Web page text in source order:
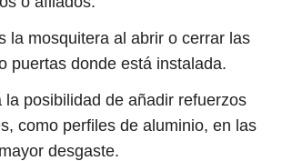
la mosquitera al abrir o cerrar las
puertas donde está instalada.
la posibilidad de añadir refuerzos
como perfiles de aluminio, en las
desgaste.